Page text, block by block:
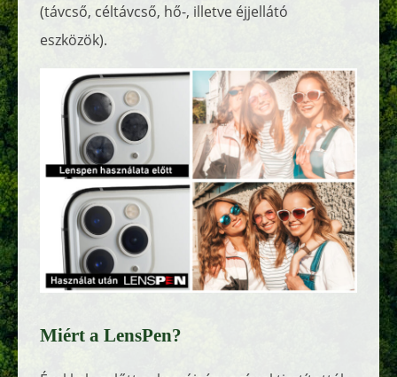
(távcső, céltávcső, hő-, illetve éjjellátó
eszközök).
Miért a LensPen?